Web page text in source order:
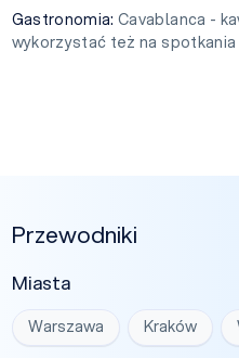
Gastronomia:Cavablanca -
wykorzystać też na
Przewodniki
Miasta
Warszawa Kraków